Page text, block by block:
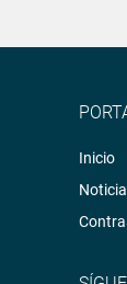
Inicio